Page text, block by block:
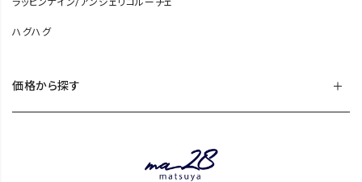
ラッピンナイン/アンジェリコルーチェ
ハグハグ
価格から探す